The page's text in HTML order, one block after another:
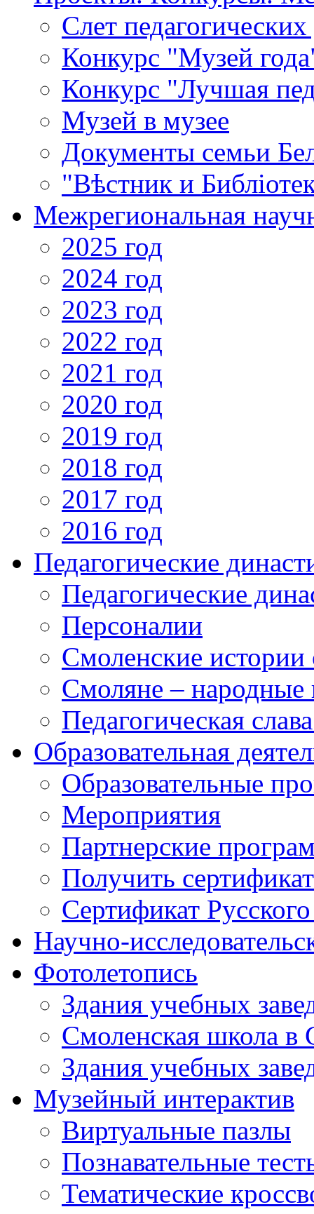
Cлет
Конкурс "Музей
Конкурс "Лучшая
Музей в музее
Документы семьи
"Вѣстник и
Межрегиональная
2025 год
2024 год
2023 год
2022 год
2021 год
2020 год
2019 год
2018 год
2017 год
2016 год
Педагогические
Педагогические
Персоналии
Смоленские
Смоляне – народные
Педагогическая
Образовательная
Образовательные
Мероприятия
Партнерские
Получить сертификат
Сертификат
Научно-
Фотолетопись
Здания учебных
Смоленская школа в
Здания учебных
Музейный интерактив
Виртуальные пазлы
Познавательные
Тематические